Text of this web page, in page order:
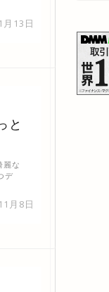
13日
と
月8日
な
デ